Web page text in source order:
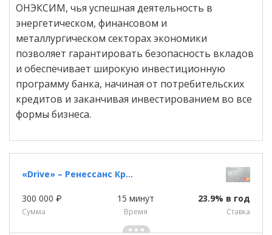
ОНЭКСИМ, чья успешная деятельность в
энергетическом, финансовом и
металлургическом секторах экономики
позволяет гарантировать безопасность вкладов
и обеспечивает широкую инвестиционную
программу банка, начиная от потребительских
кредитов и заканчивая инвестированием во все
формы бизнеса.
«Drivе» – Ренессанс Кредит
300 000 ₽
Сумма
15 минут
Время
23.9% в год
Cтавка